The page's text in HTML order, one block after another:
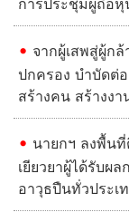
การประชุมผู้ถือ
จากผู้เสพสู่ผู้ก
ปกครอง บำบัดต่
สร้างคน สร้างง
นายกฯ ลงพื้นที่
เยียวยาผู้ได้รับผ
อาวุธปืนทั่วประเ